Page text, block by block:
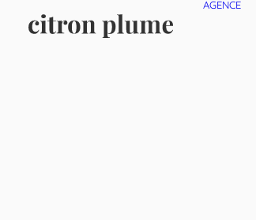
AGENCE